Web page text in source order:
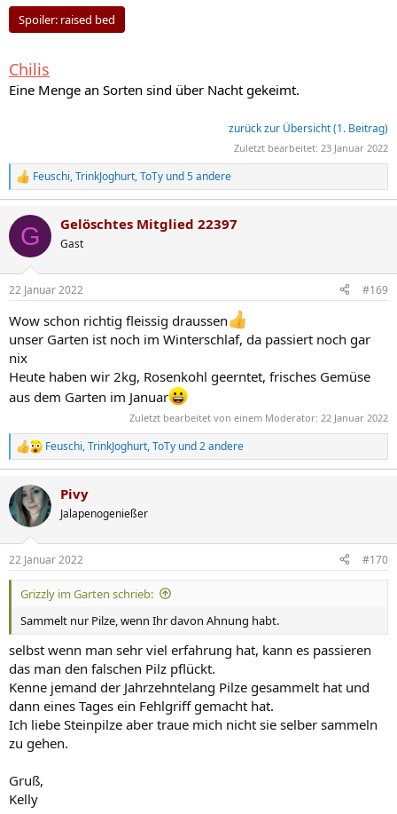
Spoiler: raised bed
Chilis
Eine Menge an Sorten sind über Nacht gekeimt.
zurück zur Übersicht (1. Beitrag)
Zuletzt bearbeitet: 23 Januar 2022
R
e
k
i
e
:
Feuschi,TrinkJoghurt,ToTy und 5 andere
G Gelöschtes Mitglied 22397
Gast
22 Januar 2022 #169
Wow schon richtig fleissig draussen
unser Garten ist noch im Winterschlaf, da passiert noch gar
nix
Heute haben wir 2kg, Rosenkohl geerntet, frisches Gemüse
aus dem Garten im Januar
Zuletzt bearbeitet von einem Moderator: 22 Januar 2022
R
e
k
t
i
e
n
Feuschi,TrinkJoghurt,ToTy und 2 andere
Pivy
Jalapenogenießer
22 Januar 2022 #170
Grizzly im Garten schrieb:
Sammelt nur Pilze, wenn Ihr davon Ahnung habt.
selbst wenn man sehr viel erfahrung hat, kann es passieren
das man den falschen Pilz pflückt.
Kenne jemand der Jahrzehntelang Pilze gesammelt hat und
dann eines Tages ein Fehlgriff gemacht hat.
Ich liebe Steinpilze aber traue mich nicht sie selber sammeln
zu gehen.
Gruß,
Kelly